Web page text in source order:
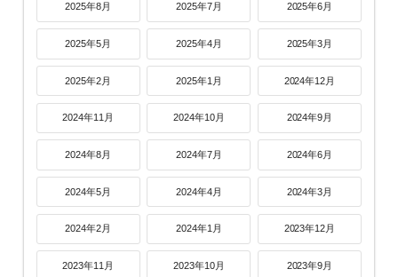
2025年8月 2025年7月 2025年6月
2025年5月 2025年4月 2025年3月
2025年2月 2025年1月 2024年12月
2024年11月 2024年10月 2024年9月
2024年8月 2024年7月 2024年6月
2024年5月 2024年4月 2024年3月
2024年2月 2024年1月 2023年12月
2023年11月 2023年10月 2023年9月